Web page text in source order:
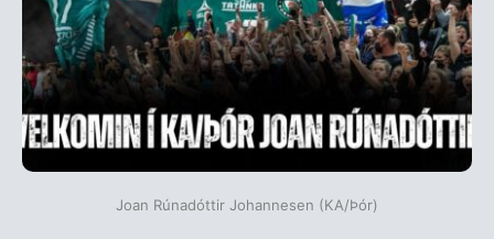
Joan Rúnadóttir Johannesen (KA/Þór)